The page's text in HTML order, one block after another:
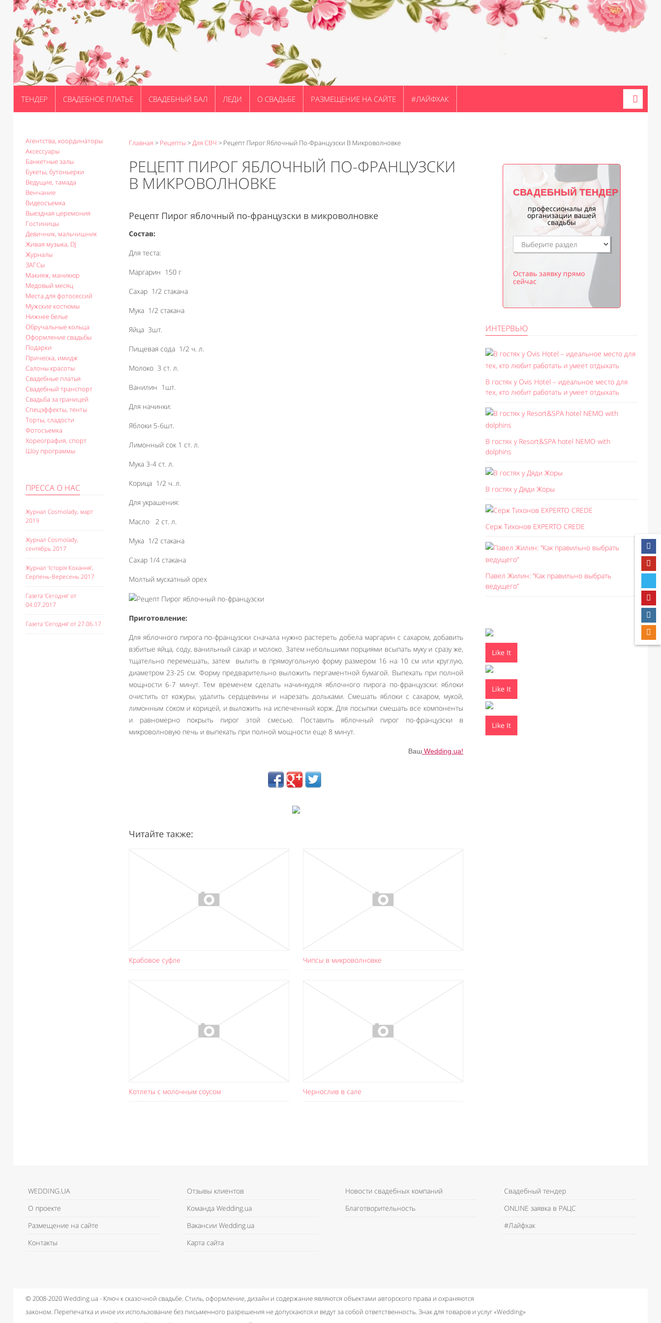
ТЕНДЕР СВАДЕБНОЕ ПЛАТЬЕ СВАДЕБНЫЙ БАЛ ЛЕДИ О СВАДЬБЕ РАЗМЕЩЕНИЕ НА САЙТЕ #ЛАЙФХАК
Агентства, координаторы
Аксессуары
Банкетные залы
Букеты, бутоньерки
Ведущие, тамада
Венчание
Видеосъемка
Выездная церемония
Гостиницы
Девичник, мальчишник
Живая музыка, DJ
Журналы
ЗАГСы
Макияж, маникюр
Медовый месяц
Места для фотосессий
Мужские костюмы
Нижнее белье
Обручальные кольца
Оформление свадьбы
Подарки
Прическа, имидж
Салоны красоты
Свадебные платья
Свадебный транспорт
Свадьба за границей
Спецэффекты, тенты
Торты, сладости
Фотосъемка
Хореография, спорт
Шоу программы
ПРЕССА О НАС
Журнал Cosmolady, март
2019
Журнал Cosmolady,
сентябрь 2017
Журнал ‘Історія Кохання’,
Серпень-Вересень 2017
Газета ‘Сегодня’ от
04.07.2017
Газета ‘Сегодня’ от 27.06.17
Главная > Рецепты>Для СВЧ > Рецепт Пирог Яблочный По-Французски В Микроволновке
РЕЦЕПТ ПИРОГ ЯБЛОЧНЫЙ ПО-ФРАНЦУЗСКИ
В МИКРОВОЛНОВКЕ
Рецепт Пирог яблочный по-французски в микроволновке
Состав:
Для теста:
Маргарин 150 г
Сахар 1/2 стакана
Мука 1/2 стакана
Яйца 3шт.
Пищевая сода 1/2 ч. л.
Молоко 3 ст. л.
Ванилин 1шт.
Для начинки:
Яблоки 5-6шт.
Лимонный сок 1 ст. л.
Мука 3-4 ст. л.
Корица 1/2 ч. л.
Для украшения:
Масло 2 ст. л.
Мука 1/2 стакана
Сахар 1/4 стакана
Молтый мускатный орех
Приготовление:
Для яблочного пирога по-французски сначала нужно растереть добела маргарин с сахаром, добавить
взбитые яйца, соду, ванильный сахар и молоко. Затем небольшими порциями всыпать муку и сразу же,
тщательно перемешать, затем вылить в прямоугольную форму размером 16 на 10 см или круглую,
диаметром 23-25 см. Форму предварительно выложить пергаментной бумагой. Выпекать при полной
мощности 6-7 минут. Тем временем сделать начинкудля яблочного пирога по-французски: яблоки
очистить от кожуры, удалить сердцевины и нарезать дольками. Смешать яблоки с сахаром, мукой,
лимонным соком и корицей, и выложить на испеченный корж. Для посыпки смешать все компоненты
и равномерно покрыть пирог этой смесью. Поставить яблочный пирог по-французски в
микроволновую печь и выпекать при полной мощности еще 8 минут.
Ваш Wedding.ua!
Читайте также:
Крабовое суфле Чипсы в микроволновке
Котлеты с молочным соусом Чернослив в сале
СВАДЕБНЫЙ ТЕНДЕР
профессионалы для
организации вашей
свадьбы
Оставь заявку прямо
сейчас
ИНТЕРВЬЮ
В гостях у Ovis Hotel – идеальное место для
тех, кто любит работать и умеет отдыхать
В гостях у Resort&SPA hotel NEMO with
dolphins
В гостях у Дяди Жоры
Серж Тихонов EXPERTO CREDE
Павел Жилин: “Как правильно выбрать
ведущего”
Like It
Like It
Like It
WEDDING.UA
О проекте
Размещение на сайте
Контакты
Отзывы клиентов
Команда Wedding.ua
Вакансии Wedding.ua
Карта сайта
Новости свадебных компаний
Благотворительность
Свадебный тендер
ONLINE заявка в РАЦС
#Лайфхак
© 2008-2020 Wedding.ua - Ключ к сказочной свадьбе. Стиль, оформление, дизайн и содержание являются объектами авторского права и охраняются
законом. Перепечатка и иное их использование без письменного разрешения не допускаются и ведут за собой ответственность. Знак для товаров и услуг «Wedding»